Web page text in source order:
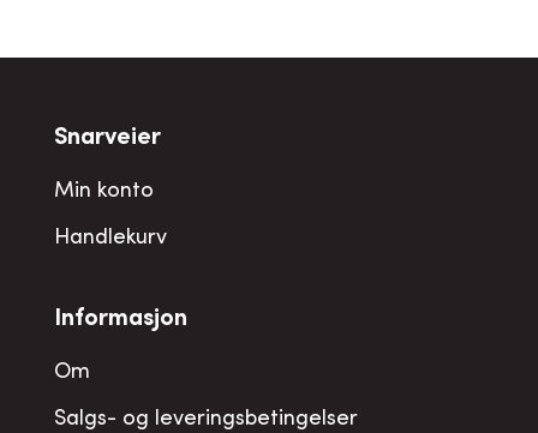
Snarveier
Min konto
Handlekurv
Informasjon
Om
Salgs- og leveringsbetingelser